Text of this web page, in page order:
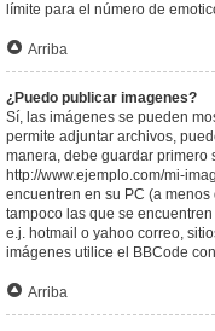
límite para el número de
Arriba
¿Puedo publicar imagenes?
Sí, las imágenes se pueden
permite adjuntar archivos,
manera, debe guardar primero
http://www.ejemplo.com/mi-
encuentren en su PC (a
tampoco las que se
e.j. hotmail o yahoo correo,
imágenes utilice el BBCode
Arriba